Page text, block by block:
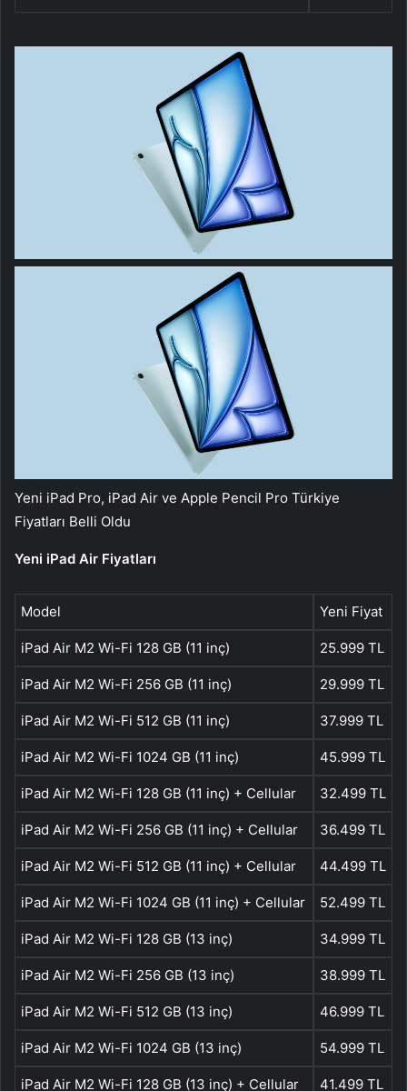
Yeni iPad Pro, iPad Air ve Apple Pencil Pro Türkiye
Fiyatları Belli Oldu
Yeni iPad Air Fiyatları
Model Yeni Fiyat
iPad Air M2 Wi-Fi 128 GB (11 inç) 25.999 TL
iPad Air M2 Wi-Fi 256 GB (11 inç) 29.999 TL
iPad Air M2 Wi-Fi 512 GB (11 inç) 37.999 TL
iPad Air M2 Wi-Fi 1024 GB (11 inç) 45.999 TL
iPad Air M2 Wi-Fi 128 GB (11 inç) + Cellular 32.499 TL
iPad Air M2 Wi-Fi 256 GB (11 inç) + Cellular 36.499 TL
iPad Air M2 Wi-Fi 512 GB (11 inç) + Cellular 44.499 TL
iPad Air M2 Wi-Fi 1024 GB (11 inç) + Cellular 52.499 TL
iPad Air M2 Wi-Fi 128 GB (13 inç) 34.999 TL
iPad Air M2 Wi-Fi 256 GB (13 inç) 38.999 TL
iPad Air M2 Wi-Fi 512 GB (13 inç) 46.999 TL
iPad Air M2 Wi-Fi 1024 GB (13 inç) 54.999 TL
iPad Air M2 Wi-Fi 128 GB (13 inç) + Cellular 41.499 TL